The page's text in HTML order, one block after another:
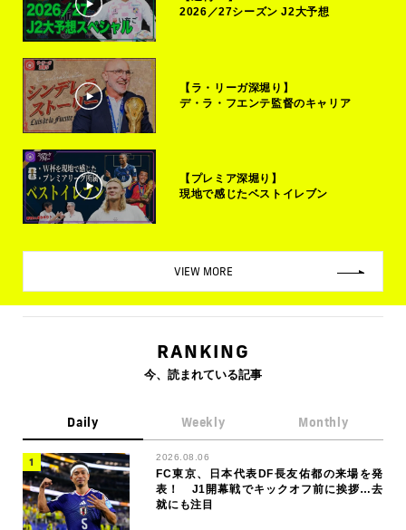
2026／27シーズン J2大予想
【ラ・リーガ深堀り】
デ・ラ・フエンテ監督のキャリア
【プレミア深堀り】
現地で感じたベストイレブン
VIEW MORE
RANKING
今、読まれている記事
Daily Weekly Monthly
2026.08.06
FC東京、日本代表DF長友佑都の来場を発
表！ J1開幕戦でキックオフ前に挨拶…去
就にも注目